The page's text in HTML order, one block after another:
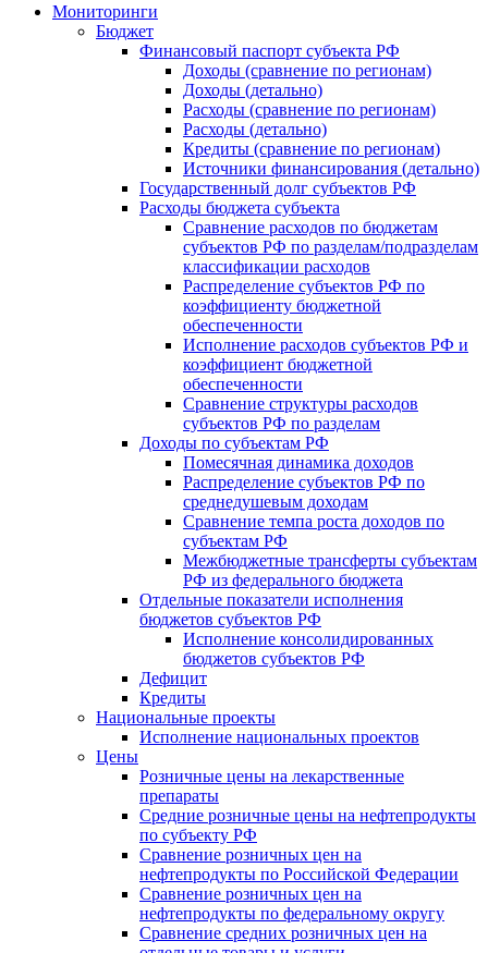
Мониторинги
Бюджет
Финансовый паспорт субъекта РФ
Доходы (сравнение по регионам)
Доходы (детально)
Расходы (сравнение по регионам)
Расходы (детально)
Кредиты (сравнение по регионам)
Источники финансирования (детально)
Государственный долг субъектов РФ
Расходы бюджета субъекта
Сравнение расходов по бюджетам
субъектов РФ по разделам/подразделам
классификации расходов
Распределение субъектов РФ по
коэффициенту бюджетной
обеспеченности
Исполнение расходов субъектов РФ и
коэффициент бюджетной
обеспеченности
Сравнение структуры расходов
субъектов РФ по разделам
Доходы по субъектам РФ
Помесячная динамика доходов
Распределение субъектов РФ по
среднедушевым доходам
Сравнение темпа роста доходов по
субъектам РФ
Межбюджетные трансферты субъектам
РФ из федерального бюджета
Отдельные показатели исполнения
бюджетов субъектов РФ
Исполнение консолидированных
бюджетов субъектов РФ
Дефицит
Кредиты
Национальные проекты
Исполнение национальных проектов
Цены
Розничные цены на лекарственные
препараты
Средние розничные цены на нефтепродукты
по субъекту РФ
Сравнение розничных цен на
нефтепродукты по Российской Федерации
Сравнение розничных цен на
нефтепродукты по федеральному округу
Сравнение средних розничных цен на